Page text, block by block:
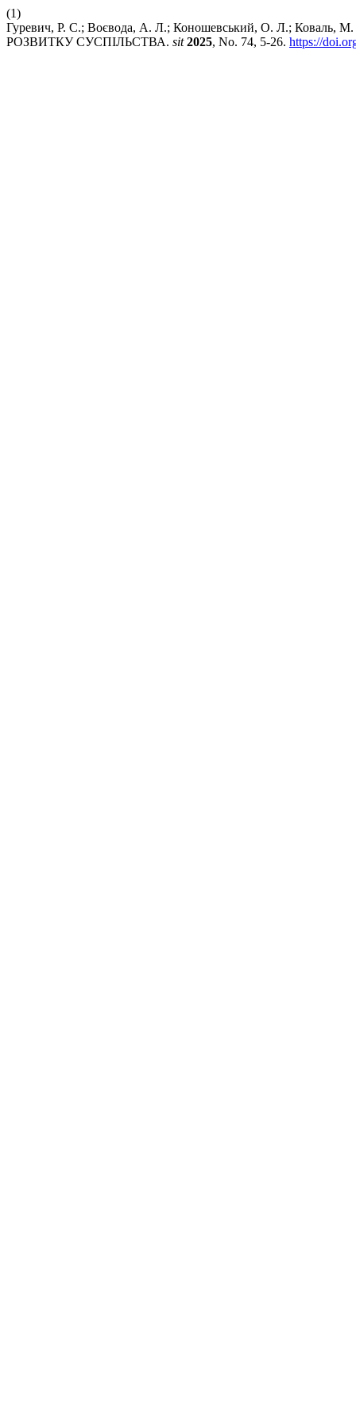
(1)
Гуревич, Р. С.; Воєвода, А. Л.; Коношевський, О. Л.;
РОЗВИТКУ СУСПІЛЬСТВА. sit 2025, No. 74, 5-26. https://